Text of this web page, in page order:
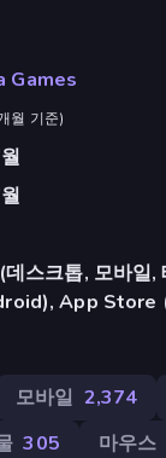
Games
월 기준)
데스크톱, 모바일
App Store
모바일 2,374
305 마우스